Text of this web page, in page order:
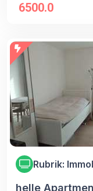
6500.0
Rubrik:
helle